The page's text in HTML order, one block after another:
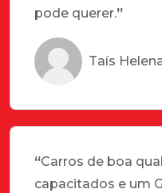
pode querer.”
Taís
“Carros de boa
capacitados e um